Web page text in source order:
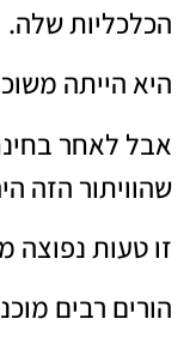
הכלכליות שלה.
היא הייתה
אבל לאחר
שהוויתור הזה
זו טעות נפוצה
הורים רבים